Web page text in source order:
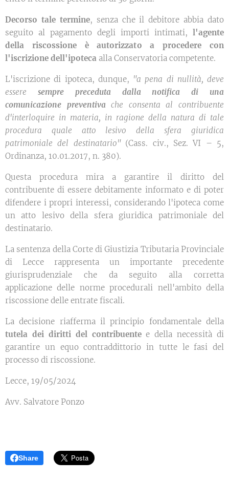
Decorso tale termine, senza che il debitore abbia dato
seguito al pagamento degli importi intimati, l'agente
della riscossione è autorizzato a procedere con
l'iscrizione dell'ipoteca alla Conservatoria competente.
L'iscrizione di ipoteca, dunque, "a pena di nullità, deve
essere sempre preceduta dalla notifica di una
comunicazione preventiva che consenta al contribuente
d'interloquire in materia, in ragione della natura di tale
procedura quale atto lesivo della sfera giuridica
patrimoniale del destinatario"(Cass. civ., Sez. VI – 5,
Ordinanza, 10.01.2017, n. 380).
Questa procedura mira a garantire il diritto del
contribuente di essere debitamente informato e di poter
difendere i propri interessi, considerando l'ipoteca come
un atto lesivo della sfera giuridica patrimoniale del
destinatario.
La sentenza della Corte di Giustizia Tributaria Provinciale
di Lecce rappresenta un importante precedente
giurisprudenziale che da seguito alla corretta
applicazione delle norme procedurali nell'ambito della
riscossione delle entrate fiscali.
La decisione riafferma il principio fondamentale della
tutela dei diritti del contribuentee della necessità di
garantire un equo contraddittorio in tutte le fasi del
processo di riscossione.
Lecce, 19/05/2024
Avv. Salvatore Ponzo
Share